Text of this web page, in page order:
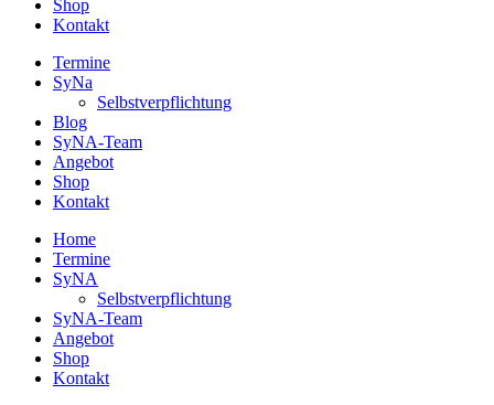
Shop
Kontakt
Termine
SyNa
Selbstverpflichtung
Blog
SyNA-Team
Angebot
Shop
Kontakt
Home
Termine
SyNA
Selbstverpflichtung
SyNA-Team
Angebot
Shop
Kontakt